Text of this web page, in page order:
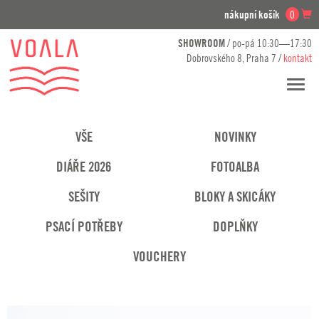
nákupní košík 0
SHOWROOM/ po-pá 10:30—17:30
Dobrovského 8, Praha 7 /kontakt
VŠE
NOVINKY
DIÁŘE 2026
FOTOALBA
SEŠITY
BLOKY A SKICÁKY
PSACÍ POTŘEBY
DOPLŇKY
VOUCHERY